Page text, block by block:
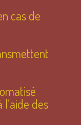
cas de
des